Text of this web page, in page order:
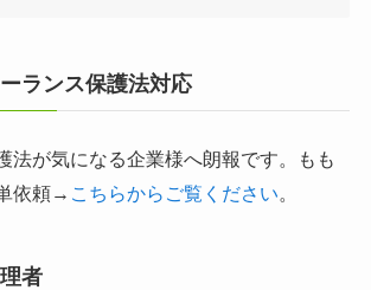
ランス保護法対応
法が気になる企業様へ朗報です。もも
依頼→ こちらからご覧ください。
者